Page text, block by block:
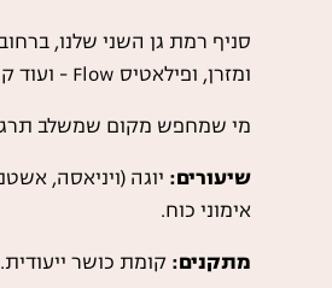
ומזרן, ופילאטיס Flow - ועוד קומה שלמה לאימוני כוח וכושר פונקציונלי.
מי שמחפש מקום שמשלב
שיעורים:
אימוני כוח.
מתקנים: קומת כושר ייעודית.